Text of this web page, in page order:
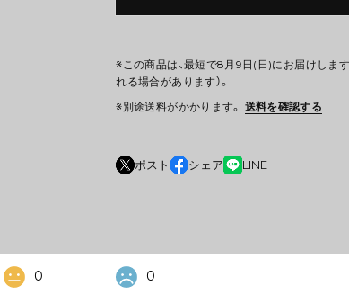
※この商品は、最短で8月9日(日)にお届けしま
れる場合があります）。
※別途送料がかかります。 送料を確認する
ポスト シェア LINE
0 0